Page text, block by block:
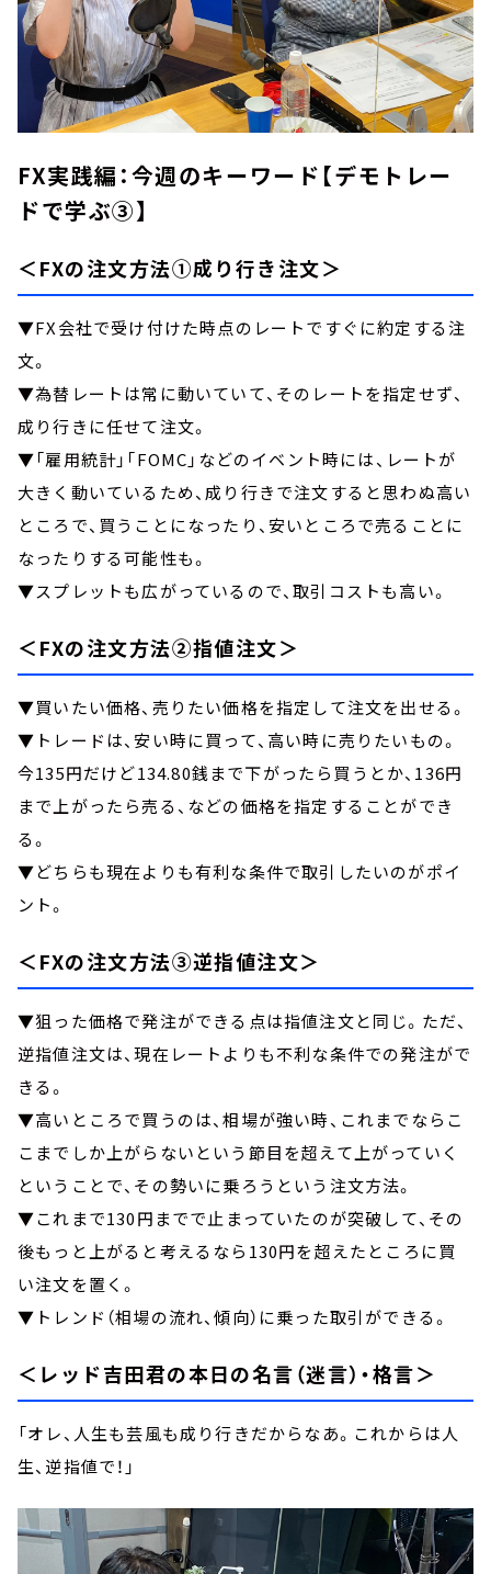
FX実践編：今週のキーワード【デモトレー
ドで学ぶ③】
＜FXの注文方法①成り行き注文＞
▼FX会社で受け付けた時点のレートですぐに約定する注
文。
▼為替レートは常に動いていて、そのレートを指定せず、
成り行きに任せて注文。
▼「雇用統計」「FOMC」などのイベント時には、レートが
大きく動いているため、成り行きで注文すると思わぬ高い
ところで、買うことになったり、安いところで売ることに
なったりする可能性も。
▼スプレットも広がっているので、取引コストも高い。
＜FXの注文方法②指値注文＞
▼買いたい価格、売りたい価格を指定して注文を出せる。
▼トレードは、安い時に買って、高い時に売りたいもの。
今135円だけど134.80銭まで下がったら買うとか、136円
まで上がったら売る、などの価格を指定することができ
る。
▼どちらも現在よりも有利な条件で取引したいのがポイ
ント。
＜FXの注文方法③逆指値注文＞
▼狙った価格で発注ができる点は指値注文と同じ。ただ、
逆指値注文は、現在レートよりも不利な条件での発注がで
きる。
▼高いところで買うのは、相場が強い時、これまでならこ
こまでしか上がらないという節目を超えて上がっていく
ということで、その勢いに乗ろうという注文方法。
▼これまで130円までで止まっていたのが突破して、その
後もっと上がると考えるなら130円を超えたところに買
い注文を置く。
▼トレンド（相場の流れ、傾向）に乗った取引ができる。
＜レッド吉田君の本日の名言（迷言）・格言＞
「オレ、人生も芸風も成り行きだからなあ。これからは人
生、逆指値で！」